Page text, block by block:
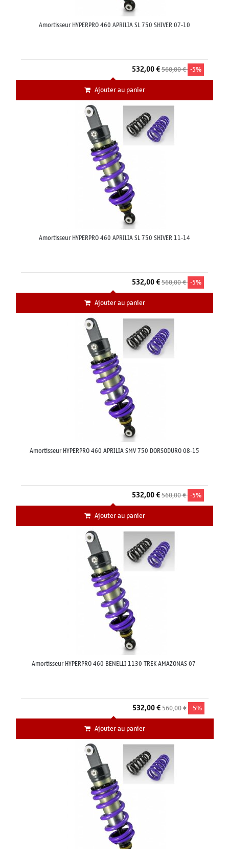
Amortisseur HYPERPRO 460 APRILIA SL 750 SHIVER 07-10
532,00 €560,00 € -5%
Ajouter au panier
Amortisseur HYPERPRO 460 APRILIA SL 750 SHIVER 11-14
532,00 €560,00 € -5%
Ajouter au panier
Amortisseur HYPERPRO 460 APRILIA SMV 750 DORSODURO 08-15
532,00 €560,00 € -5%
Ajouter au panier
Amortisseur HYPERPRO 460 BENELLI 1130 TREK AMAZONAS 07-
532,00 €560,00 € -5%
Ajouter au panier